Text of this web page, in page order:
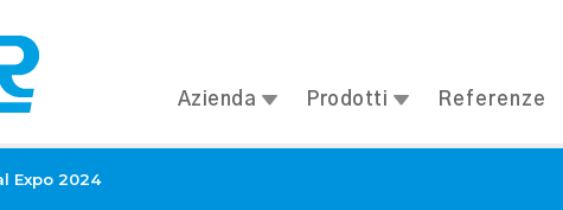
Azienda Prodotti Referenze
Expo 2024